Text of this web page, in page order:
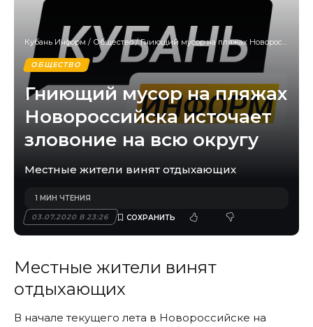
Кубань Информ / Общество/Гниющий мусор на пляжах Новороссийска источает зловоние на всю округу
ОБЩЕСТВО
Гниющий мусор на пляжах
Новороссийска источает
зловоние на всю округу
Местные жители винят отдыхающих
03.07.2020 В 23:26
1 МИН ЧТЕНИЯ
Местные жители винят
отдыхающих
В начале текущего лета в Новороссийске на